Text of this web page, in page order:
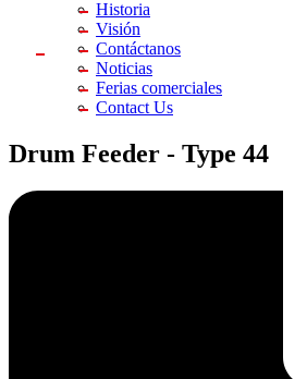
Historia
Visión
Contáctanos
Noticias
Ferias comerciales
Contact Us
Drum Feeder - Type 44